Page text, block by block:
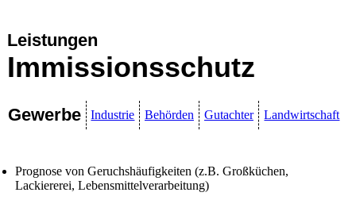
Leistungen
Immissionsschutz
Gewerbe Industrie Behörden Gutachter Landwirtschaft
Prognose von Geruchshäufigkeiten (z.B. Großküchen,
Lackiererei, Lebensmittelverarbeitung)